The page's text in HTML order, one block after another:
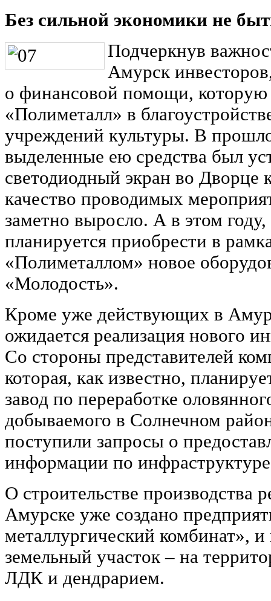
Без сильной экономики не
Подчеркнув
Амурск
о финансовой помощи, которую
«Полиметалл» в
учреждений культуры. В
выделенные ею средства был
светодиодный экран во Дворце
качество проводимых
заметно выросло. А в этом
планируется приобрести в
«Полиметаллом» новое
«Молодость».
Кроме уже действующих в
ожидается реализация нового
Со стороны представителей
которая, как известно,
завод по переработке
добываемого в Солнечном
поступили запросы о
информации по
О строительстве производства
Амурске уже создано
металлургический комбинат»,
земельный участок – на
ЛДК и дендрарием.